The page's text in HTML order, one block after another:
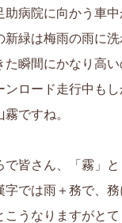
助病院に向かう車
新緑は梅雨の雨に
た瞬間にかなり高
ンロード走行中も
霧ですね。
で皆さん、「霧」
字では雨＋務で、
こうなりますがと